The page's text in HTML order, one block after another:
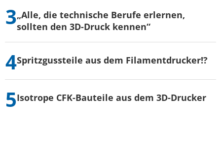
„Alle, die technische Berufe erlernen,
sollten den 3D-Druck kennen“
Spritzgussteile aus dem Filamentdrucker!?
Isotrope CFK-Bauteile aus dem 3D-Drucker